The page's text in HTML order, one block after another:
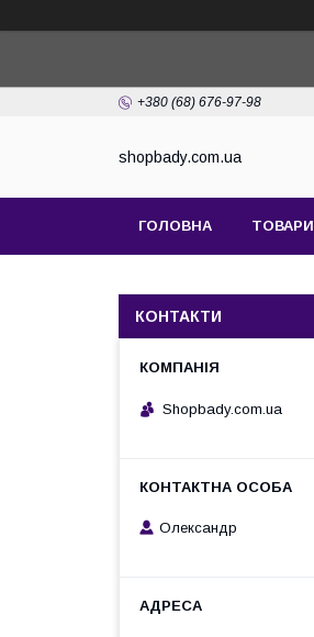
+380 (68) 676-97-98
shopbady.com.ua
ГОЛОВНА ТОВАРИ
КОНТАКТИ
Shopbady.com.ua
Олександр